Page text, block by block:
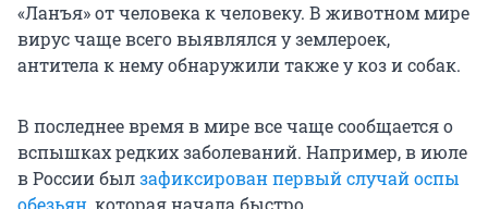
«Ланъя» от человека к человеку. В животном мире
вирус чаще всего выявлялся у землероек,
антитела к нему обнаружили также у коз и собак.
В последнее время в мире все чаще сообщается о
вспышках редких заболеваний. Например, в июле
в России былзафиксирован первый случай оспы
обезьян, которая начала быстро